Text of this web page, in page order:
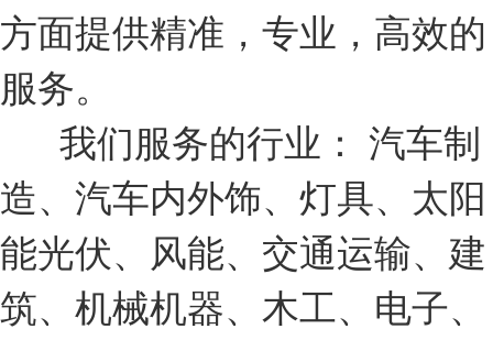
方面提供精准，专业，高效的
服务。
我们服务的行业： 汽车制
造、汽车内外饰、灯具、太阳
能光伏、风能、交通运输、建
筑、机械机器、木工、电子、